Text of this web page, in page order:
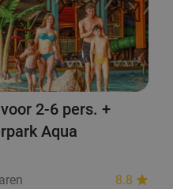
2-6 pers. +
Aqua
8.8